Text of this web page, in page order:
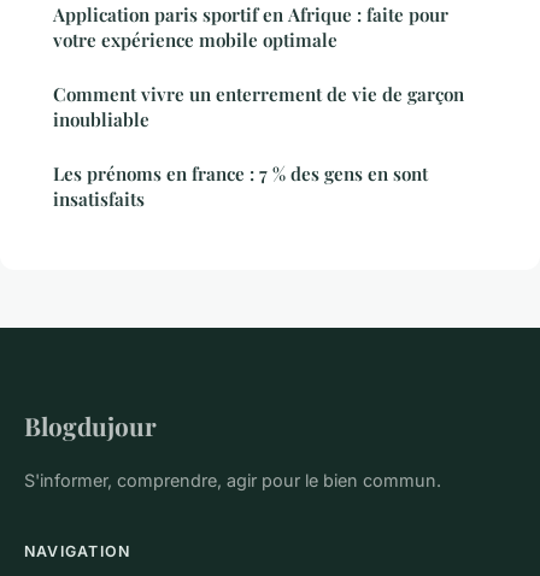
Application paris sportif en Afrique : faite pour
votre expérience mobile optimale
Comment vivre un enterrement de vie de garçon
inoubliable
Les prénoms en france : 7 % des gens en sont
insatisfaits
Blogdujour
S'informer, comprendre, agir pour le bien commun.
NAVIGATION